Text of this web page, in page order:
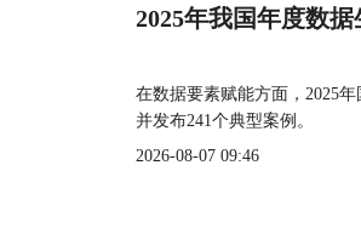
2025年我国年度数
在数据要素赋能方面，2025
并发布241个典型案例。
2026-08-07 09:46